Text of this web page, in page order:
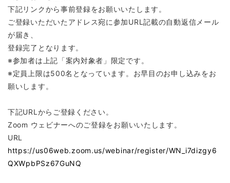
下記リンクから事前登録をお願いいたします。
ご登録いただいたアドレス宛に参加URL記載の自動返信メール
が届き、
登録完了となります。
※参加者は上記「案内対象者」限定です。
※定員上限は500名となっています。お早目のお申し込みをお
願いします。
下記URLからご登録ください。
Zoom ウェビナーへのご登録をお願いいたします。
URL
https://us06web.zoom.us/webinar/register/WN_i7dizgy6
QXWpbPSz67GuNQ